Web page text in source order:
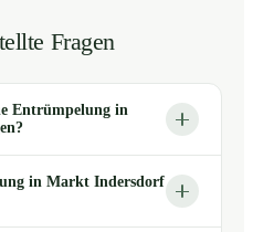
Fragen
Entrümpelung in
in Markt Indersdorf